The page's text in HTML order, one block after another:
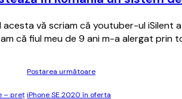
acesta vă scriam că youtuber-ul iSilent
că fiul meu de 9 ani m-a alergat prin
– preţ
Postarea următoare
iPhone SE 2020 în oferta